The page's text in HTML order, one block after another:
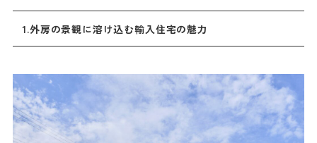
1.外房の景観に溶け込む輸入住宅の魅力